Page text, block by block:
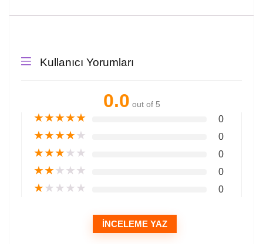
Kullanıcı Yorumları
0.0 out of 5
★★★★★ 0
★★★★★ 0
★★★★★ 0
★★★★★ 0
★★★★★ 0
İNCELEME YAZ